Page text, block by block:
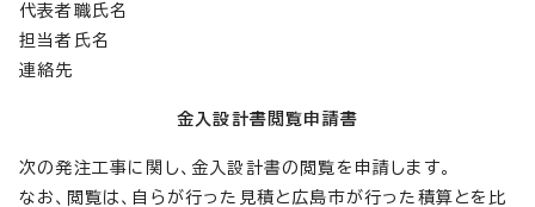
代表者職氏名
担当者氏名
連絡先
金入設計書閲覧申請書
次の発注工事に関し、金入設計書の閲覧を申請します。
なお、閲覧は、自らが行った見積と広島市が行った積算とを比